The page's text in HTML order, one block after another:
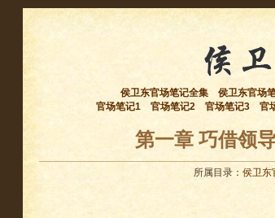
侯卫东官场笔记全集 侯卫东官场
官场笔记1
官场笔记2 官场笔记3 官
第一章 巧借领
所属目录： 侯卫东